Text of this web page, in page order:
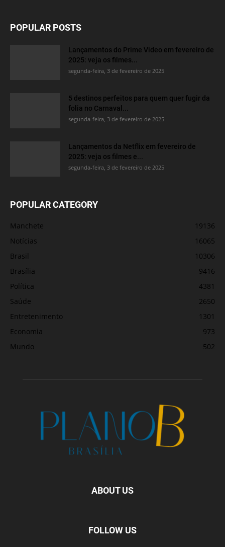
POPULAR POSTS
Lançamentos do Prime Video em fevereiro de
2025: veja os filmes...
segunda-feira, 3 de fevereiro de 2025
5 destinos perfeitos para quem quer fugir da
folia no Carnaval...
segunda-feira, 3 de fevereiro de 2025
Lançamentos da Netflix em fevereiro de
2025: veja os filmes e...
segunda-feira, 3 de fevereiro de 2025
POPULAR CATEGORY
Manchete
19136
Notícias
16065
Brasil
10306
Brasília
9416
Política
4381
Saúde
2650
Entretenimento
1301
Economia
973
Mundo
502
ABOUT US
FOLLOW US